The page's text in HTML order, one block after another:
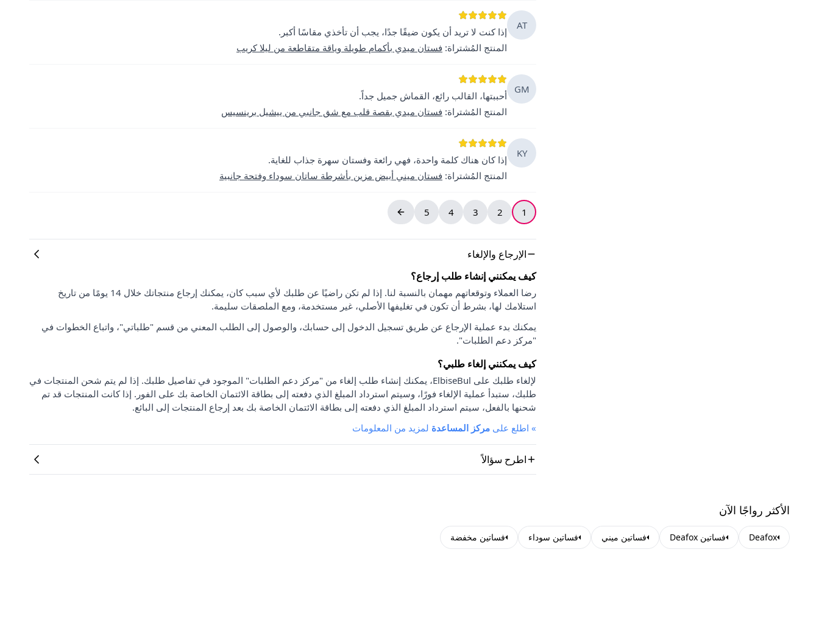
AT
إذا كنت لا تريد أن يكون ضيقًا جدًا، يجب أن تأخذي مقاسًا أكبر.
المنتج المُشتراة: فستان ميدي بأكمام طويلة وياقة متقاطعة من ليلا كريب
GM
أحببتها، القالب رائع، القماش جميل جداً.
المنتج المُشتراة: فستان ميدي بقصة قلب مع شق جانبي من ييشيل برينسيس
KY
إذا كان هناك كلمة واحدة، فهي رائعة وفستان سهرة جذاب للغاية.
المنتج المُشتراة: فستان ميني أبيض مزين بأشرطة ساتان سوداء وفتحة جانبية
1
2
3
4
5
الإرجاع والإلغاء
كيف يمكنني إنشاء طلب إرجاع؟
رضا العملاء وتوقعاتهم مهمان بالنسبة لنا. إذا لم تكن راضيًا عن طلبك لأي سبب كان، يمكنك إرجاع منتجاتك خلال 14 يومًا من تاريخ
استلامك لها، بشرط أن تكون في تغليفها الأصلي، غير مستخدمة، ومع الملصقات سليمة.
يمكنك بدء عملية الإرجاع عن طريق تسجيل الدخول إلى حسابك، والوصول إلى الطلب المعني من قسم "طلباتي"، واتباع الخطوات في
"مركز دعم الطلبات".
كيف يمكنني إلغاء طلبي؟
لإلغاء طلبك على ElbiseBul، يمكنك إنشاء طلب إلغاء من "مركز دعم الطلبات" الموجود في تفاصيل طلبك. إذا لم يتم شحن المنتجات في
طلبك، ستبدأ عملية الإلغاء فورًا، وسيتم استرداد المبلغ الذي دفعته إلى بطاقة الائتمان الخاصة بك على الفور. إذا كانت المنتجات قد تم
شحنها بالفعل، سيتم استرداد المبلغ الذي دفعته إلى بطاقة الائتمان الخاصة بك بعد إرجاع المنتجات إلى البائع.
» اطلع على مركز المساعدة لمزيد من المعلومات
اطرح سؤالاً
الأكثر رواجًا الآن
Deafox فساتين Deafox فساتين ميني فساتين سوداء فساتين مخفضة